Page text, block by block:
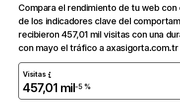
Compara el rendimiento de tu web
de los indicadores clave del
recibieron 457,01 mil visitas con una
con mayo el tráfico a axasigorta.com.tr
Visitas
457,01 mil-5 %